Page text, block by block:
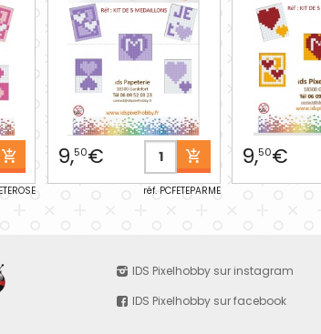
9,50€
réf. PCFETEPARME
9,50€
IDS Pixelhobby sur instagram
IDS Pixelhobby sur facebook